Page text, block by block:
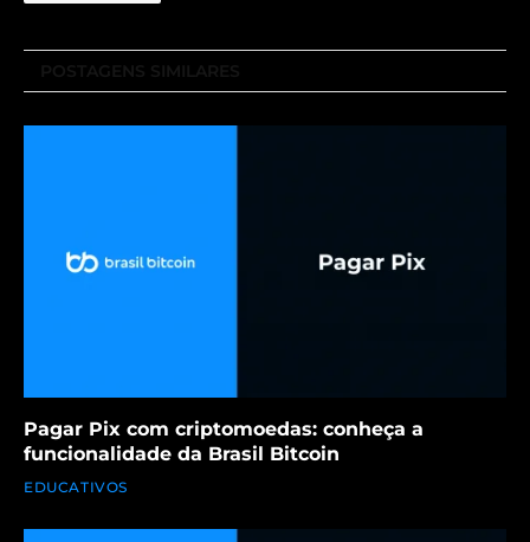
Pagar Pix com criptomoedas: conheça a
funcionalidade da Brasil Bitcoin
EDUCATIVOS